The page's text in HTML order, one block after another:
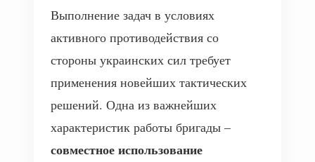
Выполнение задач в условиях
активного противодействия со
стороны украинских сил требует
применения новейших тактических
решений. Одна из важнейших
характеристик работы бригады –
совместное использование